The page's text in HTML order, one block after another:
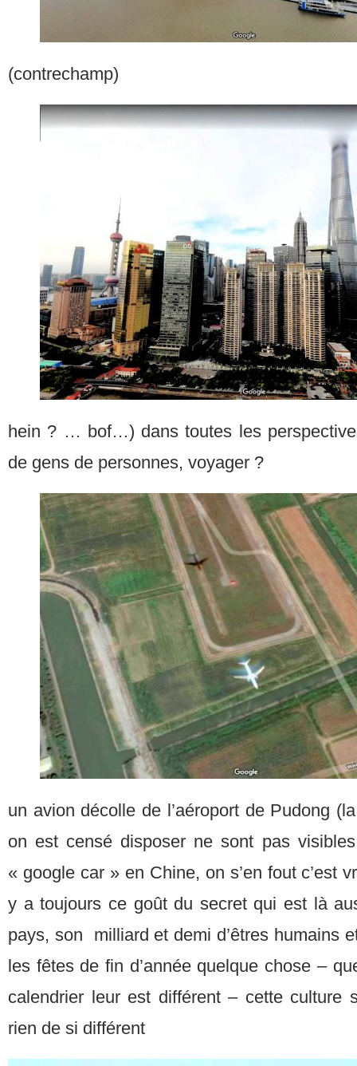
(contrechamp)
hein ? … bof…) dans toutes les
de gens de personnes, voyager ?
un avion décolle de l’aéroport de Pudong
on est censé disposer ne sont pas
« google car » en Chine, on s’en fout c’est
y a toujours ce goût du secret qui est là
pays, son milliard et demi d’êtres humains
les fêtes de fin d’année quelque chose –
calendrier leur est différent – cette culture
rien de si différent